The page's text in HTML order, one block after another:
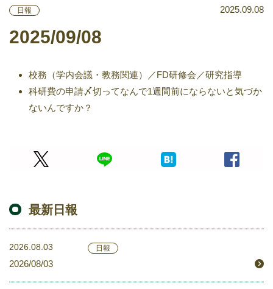
日報 2025.09.08
2025/09/08
校務（学内会議・教務関連）／FD研修会／研究指導
科研費の申請〆切ってなんで1週間前にならないと気づか
ないんですか？
最新日報
2026.08.03 日報
2026/08/03